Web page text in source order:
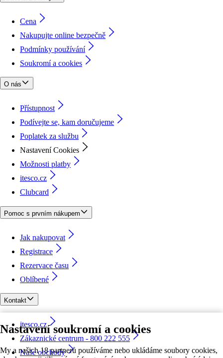
Nastavení soukromí a cookies
My a našich 18 partnerů používáme nebo ukládáme soubory cookies,
Cena
Nakupujte online bezpečně
Podmínky používání
Soukromí a cookies
O nás
Přístupnost
Podívejte se, kam doručujeme
Poplatek za službu
Nastavení Cookies
Možnosti platby
itesco.cz
Clubcard
Pomoc s prvním nákupem
Jak nakupovat
Registrace
Rezervace času
Oblíbené
Kontakt
itesco.cz
Zákaznické centrum - 800 222 555
Naše obchody